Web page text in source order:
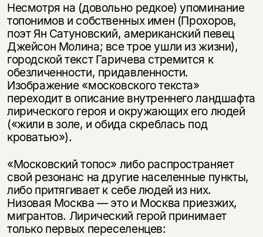
Несмотря на (довольно редкое) упоминание
топонимов и собственных имен (Прохоров,
поэт Ян Сатуновский, американский певец
Джейсон Молина; все трое ушли из жизни),
городской текст Гаричева стремится к
обезличенности, придавленности.
Изображение «московского текста»
переходит в описание внутреннего ландшафта
лирического героя и окружающих его людей
(«жили в золе, и обида скреблась под
кроватью»).
«Московский топос» либо распространяет
свой резонанс на другие населенные пункты,
либо притягивает к себе людей из них.
Низовая Москва — это и Москва приезжих,
мигрантов. Лирический герой принимает
только первых переселенцев: